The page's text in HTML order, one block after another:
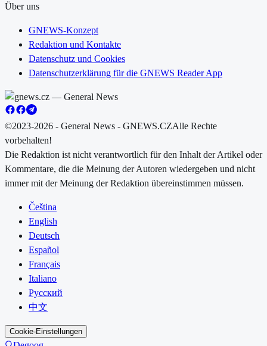
Über uns
GNEWS-Konzept
Redaktion und Kontakte
Datenschutz und Cookies
Datenschutzerklärung für die GNEWS Reader App
©2023-2026 - General News - GNEWS.CZAlle Rechte
vorbehalten!
Die Redaktion ist nicht verantwortlich für den Inhalt der Artikel oder
Kommentare, die die Meinung der Autoren wiedergeben und nicht
immer mit der Meinung der Redaktion übereinstimmen müssen.
Čeština
English
Deutsch
Español
Français
Italiano
Русский
中文
Cookie-Einstellungen